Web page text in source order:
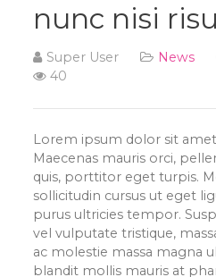
nunc nisi
Super User News
40
Lorem ipsum dolor sit
Maecenas mauris orci,
quis, porttitor eget turpis.
sollicitudin cursus ut eget
purus ultricies tempor.
vel vulputate tristique,
ac molestie massa magna
blandit mollis mauris at